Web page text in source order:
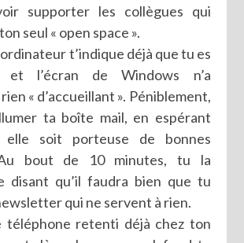
supporter les collègues qui
seul « open space ».
t’indique déjà que tu es
l’écran de Windows n’a
« d’accueillant ». Péniblement,
ta boîte mail, en espérant
elle soit porteuse de bonnes
bout de 10 minutes, tu la
disant qu’il faudra bien que tu
qui ne servent à rien.
téléphone retenti déjà chez ton